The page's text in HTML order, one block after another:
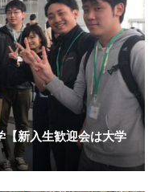
【新入生歓迎会は大学